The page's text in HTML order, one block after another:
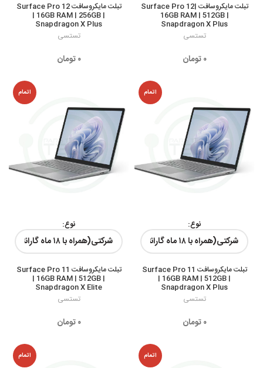
تبلت مایکروسافت Surface Pro 12|
16GB RAM | 512GB |
Snapdragon X Plus
تستسی
۰تومان
تبلت مایکروسافت Surface Pro 12
| 16GB RAM | 256GB |
Snapdragon X Plus
تستسی
۰تومان
اتمام
رنگ ها:
نوع:
تبلت مایکروسافت Surface Pro 11
| 16GB RAM | 512GB |
Snapdragon X Plus
تستسی
۰تومان
اتمام
رنگ ها:
نوع:
تبلت مایکروسافت Surface Pro 11
| 16GB RAM | 512GB |
Snapdragon X Elite
تستسی
۰تومان
اتمام اتمام